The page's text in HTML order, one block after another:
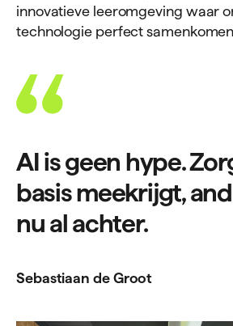
innovatieve leeromgeving waar
technologie perfect
AI is geen hype.
basis meekrijgt,
nu al achter.
Sebastiaan de Groot